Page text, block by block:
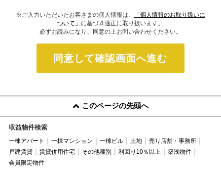
※ご入力いただいたお客さまの個人情報は、
「個人情報のお取り扱いに
ついて」 に基づき適正に取り扱います。
必ずお読みになり、同意の上お問い合わせください。
同意して確認画面へ進む
このページの先頭へ
収益物件検索
一棟アパート 一棟マンション 一棟ビル 土地
売り店舗・事務所
戸建賃貸
賃貸併用住宅 その他種別 利回り10％以上
築浅物件
会員限定物件